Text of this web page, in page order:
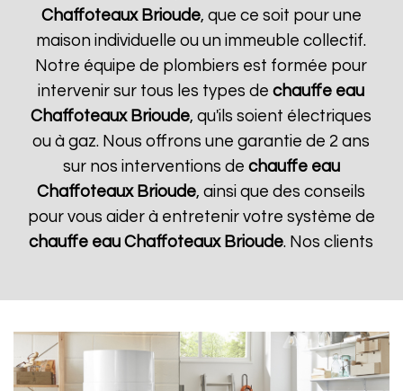
Chaffoteaux Brioude, que ce soit pour une
maison individuelle ou un immeuble collectif.
Notre équipe de plombiers est formée pour
intervenir sur tous les types dechauffe eau
Chaffoteaux Brioude, qu'ils soient électriques
ou à gaz. Nous offrons une garantie de 2 ans
sur nos interventions de chauffe eau
Chaffoteaux Brioude, ainsi que des conseils
pour vous aider à entretenir votre système de
chauffe eau Chaffoteaux Brioude. Nos clients